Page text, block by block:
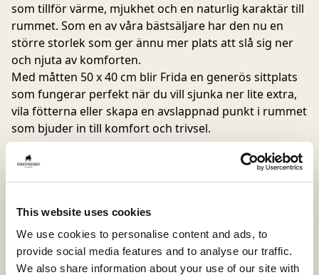
This website uses cookies
We use cookies to personalise content and ads, to
provide social media features and to analyse our traffic.
We also share information about your use of our site with
som tillför värme, mjukhet och en naturlig karaktär till
rummet. Som en av våra bästsäljare har den nu en
större storlek som ger ännu mer plats att slå sig ner
och njuta av komforten.
Med måtten 50 x 40 cm blir Frida en generös sittplats
som fungerar perfekt när du vill sjunka ner lite extra,
vila fötterna eller skapa en avslappnad punkt i rummet
som bjuder in till komfort och trivsel.
Fårskinnets naturliga skiftningar i färg och struktur
gör varje puff unik och ger ett levande uttryck som
Klädseln i fårskinn är avtagbar och tvättbar med
dragsko i botten. Undersidan i vävd textil ger stabilitet
samtidigt som puffen blir ett dekorativt och
funktionellt inslag i hemmet.